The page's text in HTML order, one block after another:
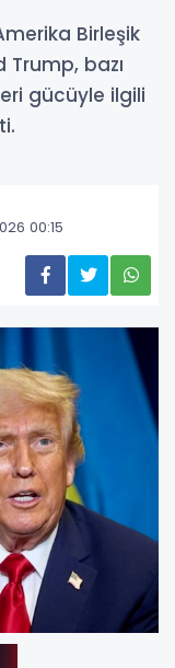
Birleşik
Trump, bazı
gücüyle ilgili
00:15